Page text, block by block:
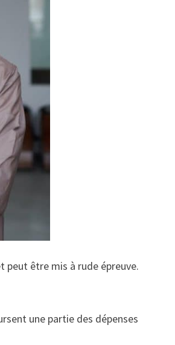
peut être mis à rude épreuve.
une partie des dépenses